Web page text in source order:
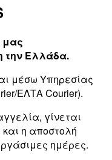
μας
την Ελλάδα.
μέσω Υπηρεσίας
ΕΛΤΑ Courier).
γίνεται
η αποστολή
ημέρες.